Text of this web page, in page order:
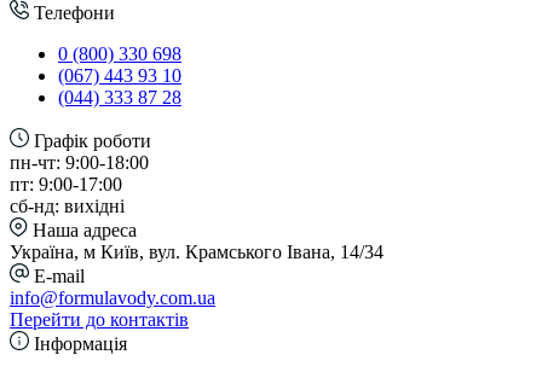
Телефони
0 (800) 330 698
(067) 443 93 10
(044) 333 87 28
Графік роботи
пн-чт: 9:00-18:00
пт: 9:00-17:00
сб-нд: вихідні
Наша адреса
Україна, м Київ, вул. Крамського Івана, 14/34
E-mail
info@formulavody.com.ua
Перейти до контактів
Інформація